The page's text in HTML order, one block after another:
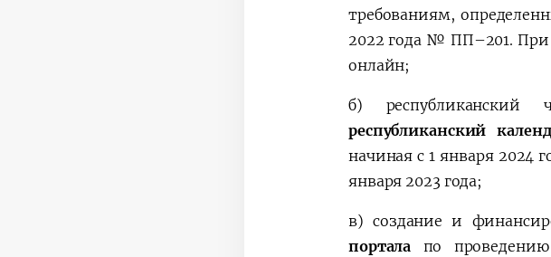
требованиям,
2022 года № ПП–201. При
онлайн;
б)
республиканский
начиная с 1 января 2024
января 2023 года;
в) создание и
портала по проведению